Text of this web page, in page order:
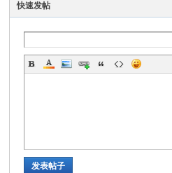
快速发帖
发表帖子